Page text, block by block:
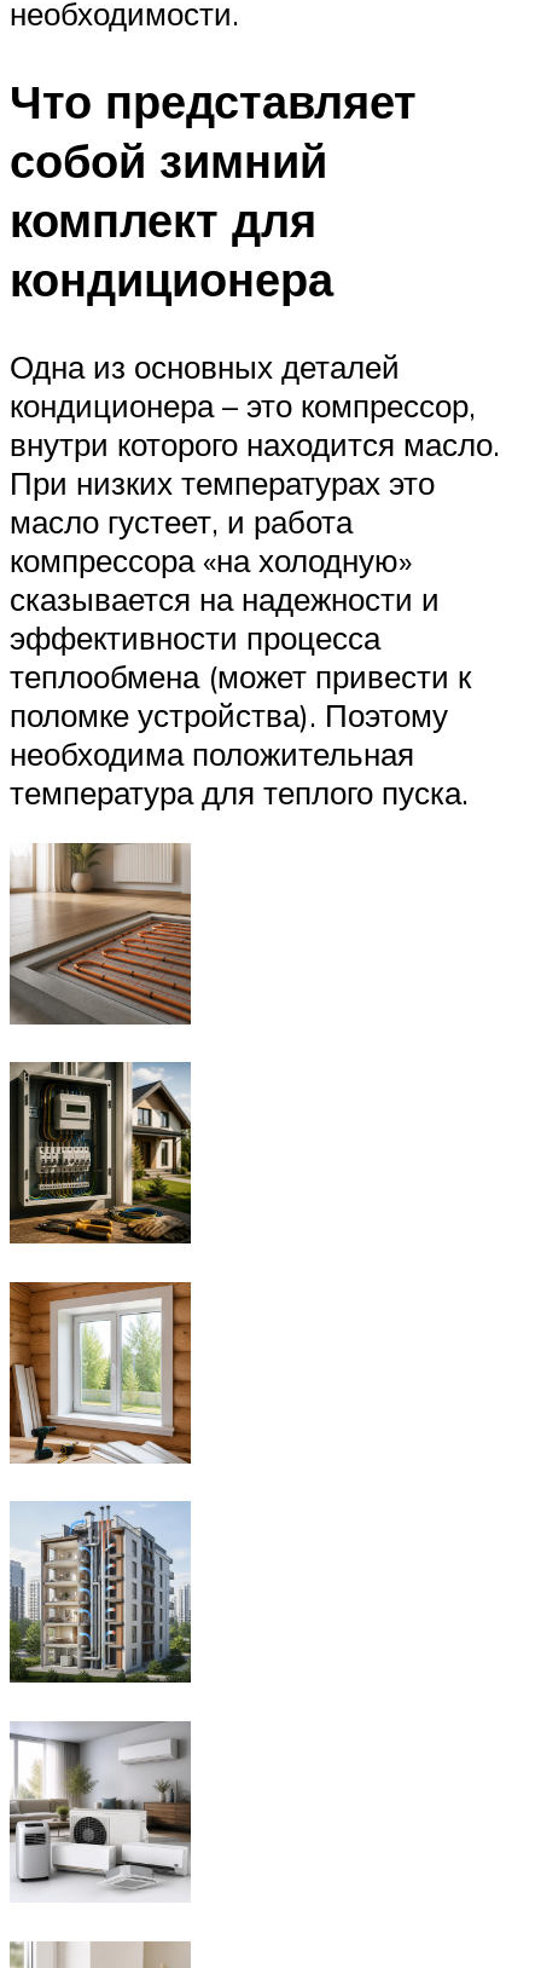
необходимости.
Что представляет
собой зимний
комплект для
кондиционера
Одна из основных деталей
кондиционера – это компрессор,
внутри которого находится масло.
При низких температурах это
масло густеет, и работа
компрессора «на холодную»
сказывается на надежности и
эффективности процесса
теплообмена (может привести к
поломке устройства). Поэтому
необходима положительная
температура для теплого пуска.